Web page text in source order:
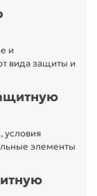
и
вида защиты и
условия
элементы